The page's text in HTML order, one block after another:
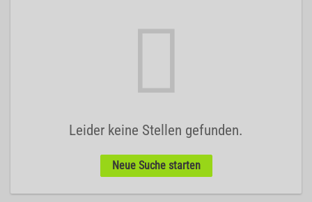
Leider keine Stellen gefunden.
Neue Suche starten